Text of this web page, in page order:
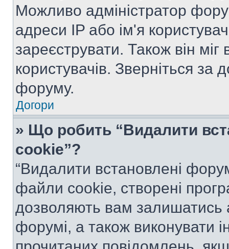
Можливо адміністратор
адреси IP або ім'я
зареєструвати. Також він
користувачів. Зверніться за
форуму.
Догори
» Що робить “Видалити
cookie”?
“Видалити встановлені
файли cookie, створені
дозволяють вам залишатись
форумі, а також виконувати